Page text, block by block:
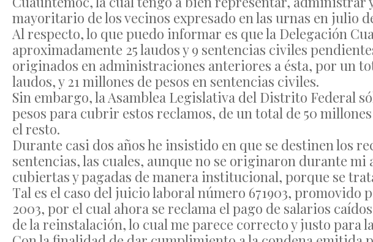
mayoritario de los vecinos expresado en las urnas en julio
Al respecto, lo que puedo informar es que la Delegación
aproximadamente 25 laudos y 9 sentencias civiles
originados en administraciones anteriores a ésta, por un
laudos, y 21 millones de pesos en sentencias civiles.
Sin embargo, la Asamblea Legislativa del Distrito Federal
pesos para cubrir estos reclamos, de un total de 50
el resto.
Durante casi dos años he insistido en que se destinen los
sentencias, las cuales, aunque no se originaron durante
cubiertas y pagadas de manera institucional, porque se
Tal es el caso del juicio laboral número 671903, promovido
2003, por el cual ahora se reclama el pago de salarios
de la reinstalación, lo cual me parece correcto y justo para